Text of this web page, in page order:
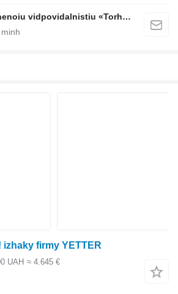
Tovarystvo z obmezhenoiu vidpovidalnistiu «Torhovyi Dim Ahro Partnery»
izhaky firmy YETTER
UAH ≈ 4.645 €